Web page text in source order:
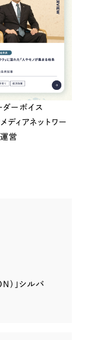
ダーボイス
ディアネットワー
営
」 シルバ